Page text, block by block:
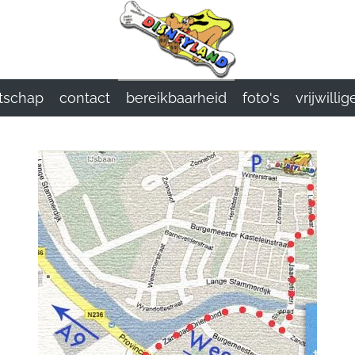
contact bereikbaarheid foto's